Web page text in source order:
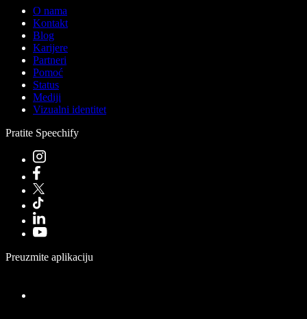
O nama
Kontakt
Blog
Karijere
Partneri
Pomoć
Status
Mediji
Vizualni identitet
Pratite Speechify
Preuzmite aplikaciju